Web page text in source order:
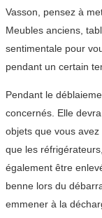
Vasson, pensez à
Meubles anciens,
sentimentale pour
pendant un certain
Pendant le
concernés. Elle
objets que vous
que les
également être
benne lors du
emmener à la